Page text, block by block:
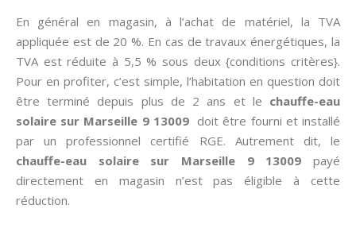
En général en magasin, à l’achat de matériel, la TVA
appliquée est de 20 %. En cas de travaux énergétiques, la
TVA est réduite à 5,5 % sous deux {conditions critères}.
Pour en profiter, c’est simple, l’habitation en question doit
être terminé depuis plus de 2 ans et le chauffe-eau
solaire sur Marseille 9 13009doit être fourni et installé
par un professionnel certifié RGE. Autrement dit, le
chauffe-eau solaire sur Marseille 9 13009 payé
directement en magasin n’est pas éligible à cette
réduction.